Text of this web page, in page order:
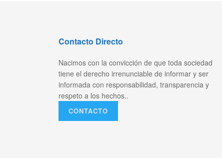
Contacto Directo
Nacimos con la convicción de que toda sociedad
tiene el derecho irrenunciable de informar y ser
informada con responsabilidad, transparencia y
respeto a los hechos..
CONTACTO